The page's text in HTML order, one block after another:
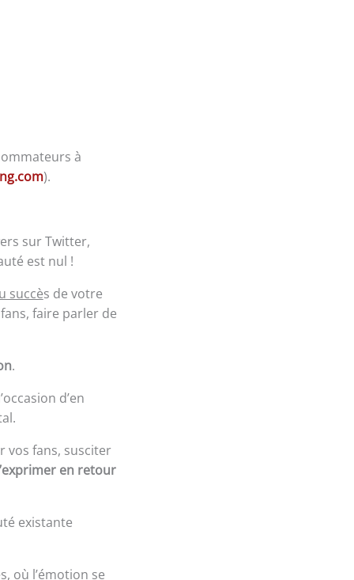
à
).
sur Twitter,
est nul !
succès de votre
faire parler de
.
d’en
vos fans, susciter
en retour
existante
où l’émotion se